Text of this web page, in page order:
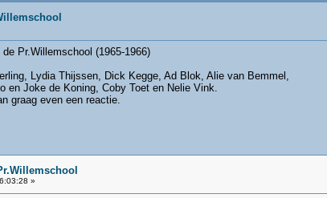
Pr.Willemschool (1965-1966)
Lydia Thijssen, Dick Kegge, Ad Blok, Alie van Bemmel,
en Joke de Koning, Coby Toet en Nelie Vink.
graag even een reactie.
»